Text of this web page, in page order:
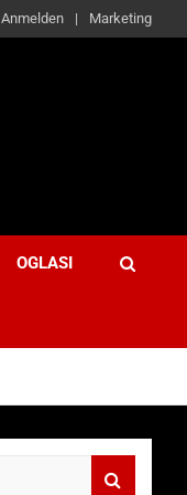
Anmelden Marketing
OGLASI